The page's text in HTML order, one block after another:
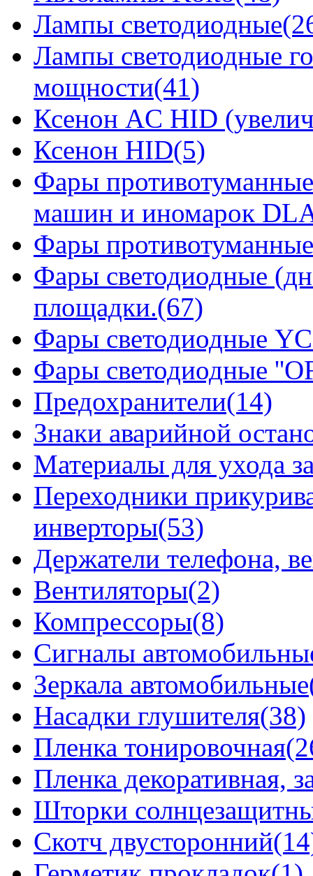
Лампы
Лампы светодиодные
мощности(41)
Ксенон AC HID
Ксенон HID(5)
Фары
машин и иномарок
Фары
Фары светодиодные
площадки.(67)
Фары светодиодные
Фары светодиодные
Предохранители(14)
Знаки аварийной
Материалы для ухода
Переходники
инверторы(53)
Держатели телефона,
Вентиляторы(2)
Компрессоры(8)
Сигналы
Зеркала
Насадки глушителя(38)
Пленка
Пленка декоративная,
Шторки
Скотч